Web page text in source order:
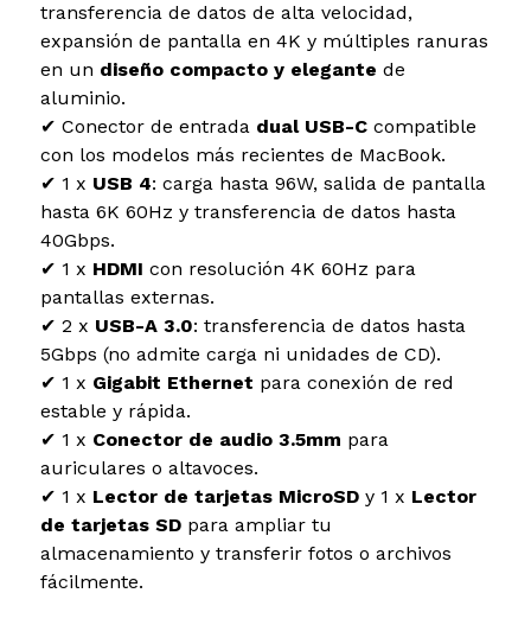
transferencia de datos de alta velocidad,
expansión de pantalla en 4K y múltiples ranuras
en un diseño compacto y elegante de
aluminio.
✔ Conector de entrada dual USB-Ccompatible
con los modelos más recientes de MacBook.
✔ 1 x USB 4: carga hasta 96W, salida de pantalla
hasta 6K 60Hz y transferencia de datos hasta
40Gbps.
✔ 1 x HDMI con resolución 4K 60Hz para
pantallas externas.
✔ 2 x USB-A 3.0: transferencia de datos hasta
5Gbps (no admite carga ni unidades de CD).
✔ 1 x Gigabit Ethernet para conexión de red
estable y rápida.
✔ 1 x Conector de audio 3.5mm para
auriculares o altavoces.
✔ 1 x Lector de tarjetas MicroSDy 1 x Lector
de tarjetas SDpara ampliar tu
almacenamiento y transferir fotos o archivos
fácilmente.